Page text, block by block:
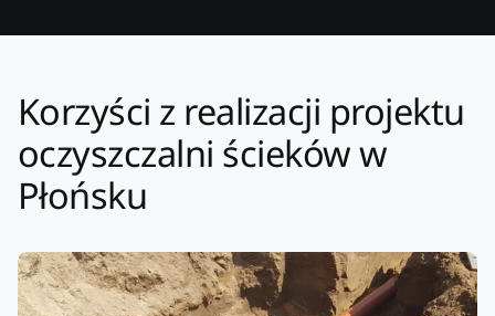
Korzyści z realizacji projektu
oczyszczalni ścieków w
Płońsku